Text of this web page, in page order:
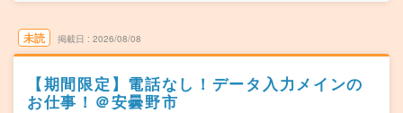
未読 掲載日 2026/08/08
【期間限定】電話なし！データ入力メインの
お仕事！＠安曇野市